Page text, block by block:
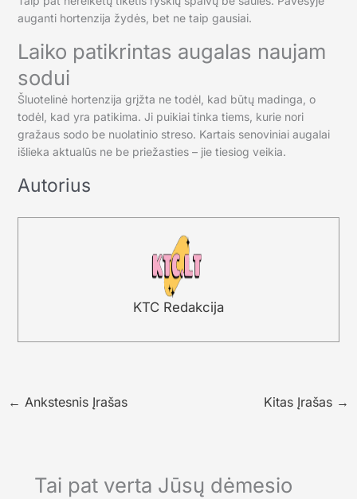
auganti hortenzija žydės, bet ne taip gausiai.
Laiko patikrintas augalas naujam
sodui
Šluotelinė hortenzija grįžta ne todėl, kad būtų madinga, o
todėl, kad yra patikima. Ji puikiai tinka tiems, kurie nori
gražaus sodo be nuolatinio streso. Kartais senoviniai augalai
išlieka aktualūs ne be priežasties – jie tiesiog veikia.
Autorius
KTC Redakcija
← Ankstesnis Įrašas Kitas Įrašas →
Tai pat verta Jūsų dėmesio